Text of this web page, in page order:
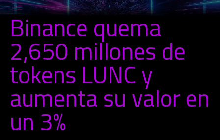
Binance quema
2,650 millones de
tokens LUNC y
aumenta su valor en
un 3%